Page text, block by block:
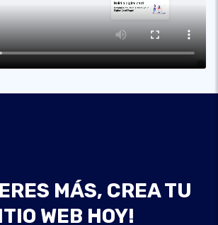
MÁS, CREA TU
WEB HOY!